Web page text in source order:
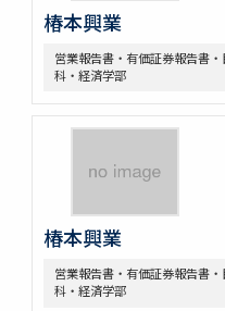
椿本興業
営業報告書・有価証券報告書
科・経済学部
椿本興業
営業報告書・有価証券報告書
科・経済学部